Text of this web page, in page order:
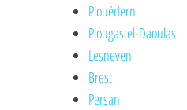
Plouédern
Plougastel-Daoulas
Lesneven
Brest
Persan